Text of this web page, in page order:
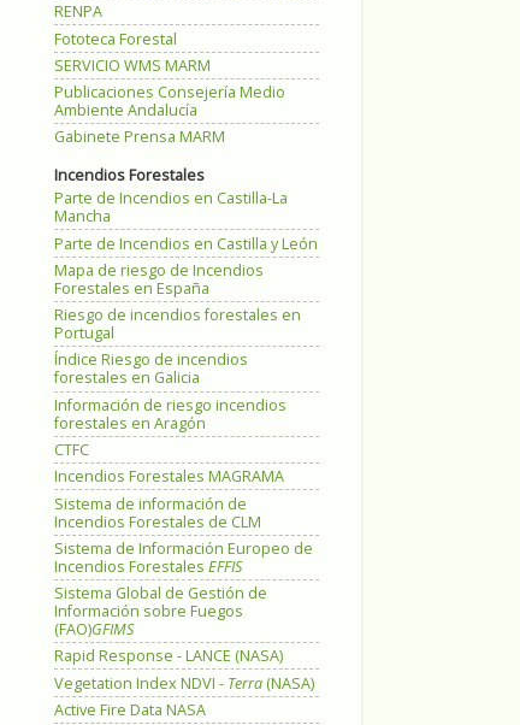
RENPA
Fototeca Forestal
SERVICIO WMS MARM
Publicaciones Consejería Medio
Ambiente Andalucía
Gabinete Prensa MARM
Incendios Forestales
Parte de Incendios en Castilla-La
Mancha
Parte de Incendios en Castilla y León
Mapa de riesgo de Incendios
Forestales en España
Riesgo de incendios forestales en
Portugal
Índice Riesgo de incendios
forestales en Galicia
Información de riesgo incendios
forestales en Aragón
CTFC
Incendios Forestales MAGRAMA
Sistema de información de
Incendios Forestales de CLM
Sistema de Información Europeo de
Incendios Forestales EFFIS
Sistema Global de Gestión de
Información sobre Fuegos
(FAO)GFIMS
Rapid Response - LANCE (NASA)
Vegetation Index NDVI - Terra (NASA)
Active Fire Data NASA